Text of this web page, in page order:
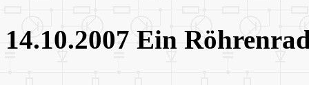
14.10.2007 Ein